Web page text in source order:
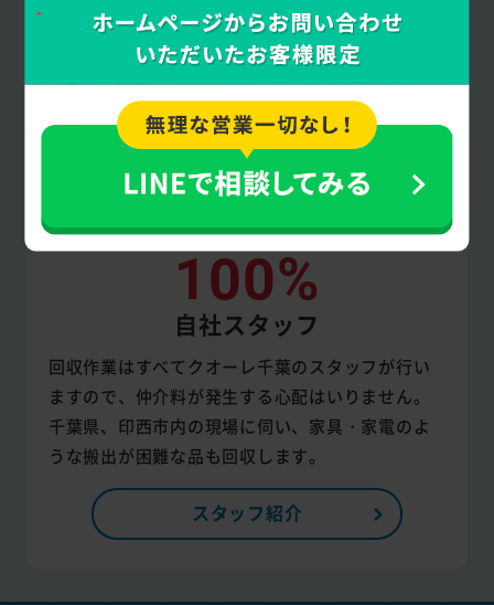
100%
自社スタッフ
回収作業はすべてクオーレ千葉のスタッフが行い
ますので、仲介料が発生する心配はいりません。
千葉県、印西市内の現場に伺い、家具・家電のよ
うな搬出が困難な品も回収します。
スタッフ紹介